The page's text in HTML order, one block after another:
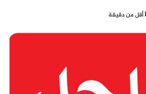
أقل من دقيقة